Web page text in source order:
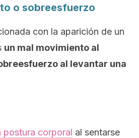
o sobreesfuerzo
con la aparición de un
un mal movimiento al
al levantar una
postura corporal al sentarse